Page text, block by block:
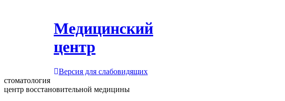
Медицинский
центр
Версия для слабовидящих
стоматология
центр восстановительной медицины